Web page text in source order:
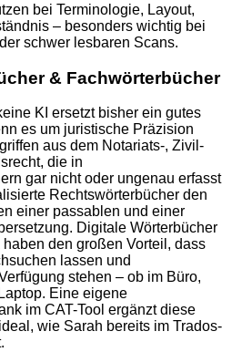
bei Terminologie, Layout,
– besonders wichtig bei
schwer lesbaren Scans.
& Fachwörterbücher
KI ersetzt bisher ein gutes
es um juristische Präzision
aus dem Notariats-, Zivil-
die in
gar nicht oder ungenau erfasst
Rechtswörterbücher den
einer passablen und einer
Digitale Wörterbücher
den großen Vorteil, dass
lassen und
stehen – ob im Büro,
Eine eigene
im CAT-Tool ergänzt diese
wie Sarah bereits im Trados-